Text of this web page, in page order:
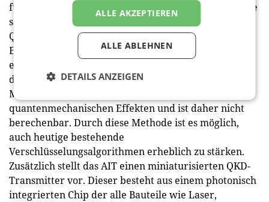
für die Quantenverschlüsselung (QKD) nötigen Geräte
sowie auf den Aufbau eines europäischen
Quantenkommunikationsnetzwerk im Rahmen der
EuroQCI Initiative. Auf der it-sa präsentiert das AIT
einen kompakten Quanten Zufallszahlen Generator,
der Zufallszahlen mit einer Geschwindigkeit von 2
Mbit/s erzeugt. Die Zufälligkeit beruht auf
quantenmechanischen Effekten und ist daher nicht
berechenbar. Durch diese Methode ist es möglich,
auch heutige bestehende
Verschlüsselungsalgorithmen erheblich zu stärken.
Zusätzlich stellt das AIT einen miniaturisierten QKD-
Transmitter vor. Dieser besteht aus einem photonisch
integrierten Chip der alle Bauteile wie Laser,
ALLE AKZEPTIEREN
ALLE ABLEHNEN
DETAILS ANZEIGEN